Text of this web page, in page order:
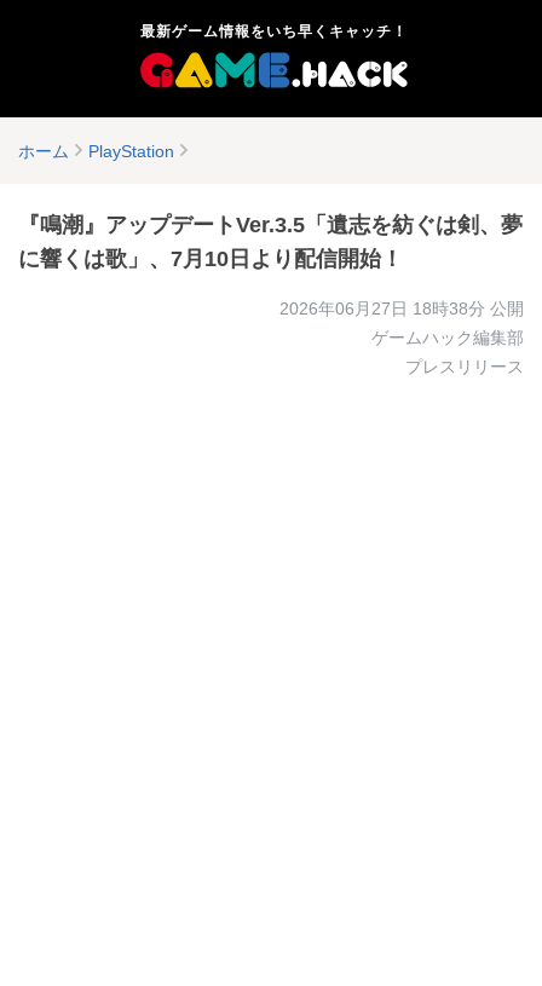
最新ゲーム情報をいち早くキャッチ！
ホーム PlayStation
『鳴潮』アップデートVer.3.5「遺志を紡ぐは剣、夢
に響くは歌」、7月10日より配信開始！
2026年06月27日 18時38分 公開
ゲームハック編集部
プレスリリース